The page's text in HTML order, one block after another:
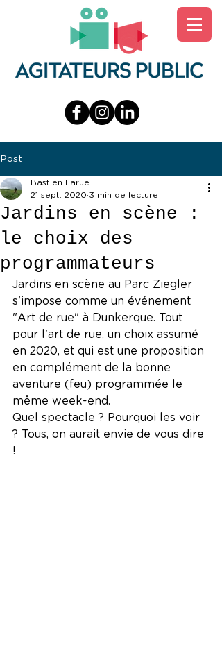
Post
Jardins en scène :
le choix des
programmateurs
Bastien Larue
21 sept. 2020 3 min de lecture
Jardins en scène au Parc Ziegler
s'impose comme un événement
"Art de rue" à Dunkerque. Tout
pour l'art de rue, un choix assumé
en 2020, et qui est une proposition
en complément de la bonne
aventure (feu) programmée le
même week-end.
Quel spectacle ? Pourquoi les voir
? Tous, on aurait envie de vous dire
!